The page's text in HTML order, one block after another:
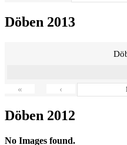
Döben 2013
« ‹
Döben 2012
No Images found.